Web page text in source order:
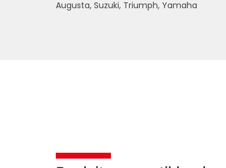
Augusta, Suzuki, Triumph, Yamaha